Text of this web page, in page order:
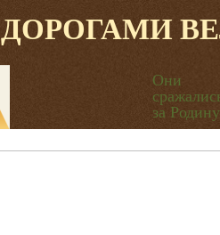
ДОРОГАМИ
Они
за Родину